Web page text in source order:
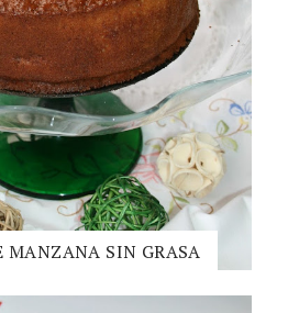
MANZANA SIN GRASA